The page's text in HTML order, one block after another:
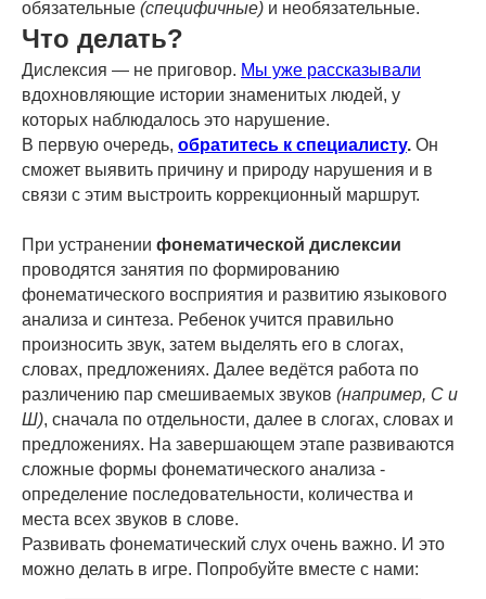
обязательные (специфичные) и необязательные.
Что делать?
Дислексия — не приговор. Мы уже рассказывали
вдохновляющие истории знаменитых людей, у
которых наблюдалось это нарушение.
В первую очередь, обратитесь к специалисту. Он
сможет выявить причину и природу нарушения и в
связи с этим выстроить коррекционный маршрут.
При устранении фонематической дислексии
проводятся занятия по формированию
фонематического восприятия и развитию языкового
анализа и синтеза. Ребенок учится правильно
произносить звук, затем выделять его в слогах,
словах, предложениях. Далее ведётся работа по
различению пар смешиваемых звуков (например, С и
Ш), сначала по отдельности, далее в слогах, словах и
предложениях. На завершающем этапе развиваются
сложные формы фонематического анализа -
определение последовательности, количества и
места всех звуков в слове.
Развивать фонематический слух очень важно. И это
можно делать в игре. Попробуйте вместе с нами: